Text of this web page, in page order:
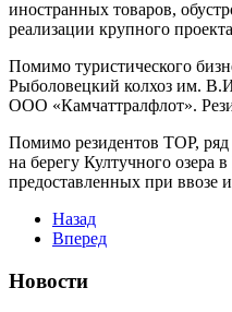
иностранных товаров,
реализации крупного
Помимо туристического
Рыболовецкий колхоз им.
ООО «Камчаттралфлот».
Помимо резидентов ТОР, ряд
на берегу Култучного озера
предоставленных при ввозе
Назад
Вперед
Новости